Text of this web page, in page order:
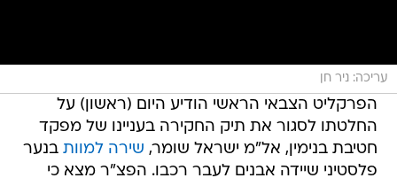
עריכה: ניר חן
הפרקליט הצבאי הראשי הודיע היום (ראשון) על
החלטתו לסגור את תיק החקירה בעניינו של מפקד
חטיבת בנימין, אל"מ ישראל שומר, שירה למוות בנער
פלסטיני שיידה אבנים לעבר רכבו. הפצ"ר מצא כי